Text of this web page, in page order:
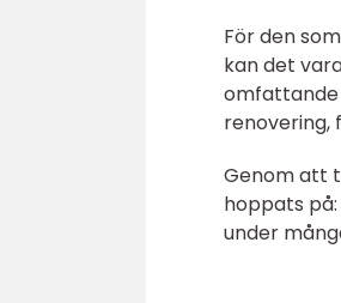
För den
kan det
omfattande
renovering,
Genom att
hoppats
under